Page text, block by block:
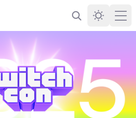
Buscar Darkmode